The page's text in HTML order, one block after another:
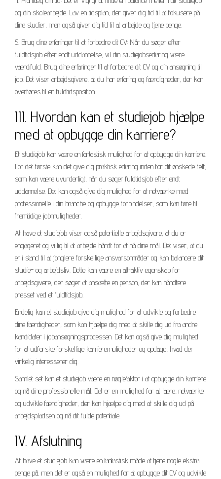
og din skolearbejde. Lav en tidsplan, der giver dig tid til at fokusere på
dine studier, men også giver dig tid til at arbejde og tjene penge.
5. Brug dine erfaringer til at forbedre dit CV: Når du søger efter
fuldtidsjob efter endt uddannelse, vil din studiejobserfaring være
værdifuld. Brug dine erfaringer til at forbedre dit CV og din ansøgning til
job. Det viser arbejdsgivere, at du har erfaring og færdigheder, der kan
overføres til en fuldtidsposition.
III. Hvordan kan et studiejob hjælpe
med at opbygge din karriere?
Et studiejob kan være en fantastisk mulighed for at opbygge din karriere.
For det første kan det give dig praktisk erfaring inden for dit ønskede felt,
som kan være uvurderligt, når du søger fuldtidsjob efter endt
uddannelse. Det kan også give dig mulighed for at netværke med
professionelle i din branche og opbygge forbindelser, som kan føre til
fremtidige jobmuligheder.
At have et studiejob viser også potentielle arbejdsgivere, at du er
engageret og villig til at arbejde hårdt for at nå dine mål. Det viser, at du
er i stand til at jonglere forskellige ansvarsområder og kan balancere dit
studie- og arbejdsliv. Dette kan være en attraktiv egenskab for
arbejdsgivere, der søger at ansætte en person, der kan håndtere
presset ved et fuldtidsjob.
Endelig kan et studiejob give dig mulighed for at udvikle og forbedre
dine færdigheder, som kan hjælpe dig med at skille dig ud fra andre
kandidater i jobansøgningsprocessen. Det kan også give dig mulighed
for at udforske forskellige karrieremuligheder og opdage, hvad der
virkelig interesserer dig.
Samlet set kan et studiejob være en nøglefaktor i at opbygge din karriere
og nå dine professionelle mål. Det er en mulighed for at lære, netværke
og udvikle færdigheder, der kan hjælpe dig med at skille dig ud på
arbejdspladsen og nå dit fulde potentiale.
IV. Afslutning
At have et studiejob kan være en fantastisk måde at tjene nogle ekstra
penge på, men det er også en mulighed for at opbygge dit CV og udvikle